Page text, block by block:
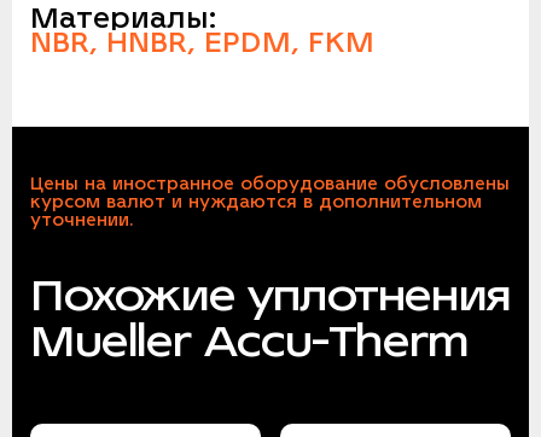
Материалы:
NBR, HNBR, EPDM, FKM
Цены на иностранное оборудование обусловлены
курсом валют и нуждаются в дополнительном
уточнении.
Похожие уплотнения
Mueller Accu-Therm